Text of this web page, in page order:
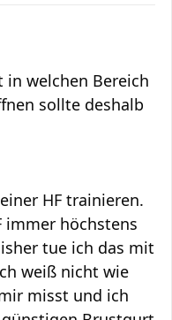
welchen Bereich
sollte deshalb
HF trainieren.
immer höchstens
tue ich das mit
weiß nicht wie
misst und ich